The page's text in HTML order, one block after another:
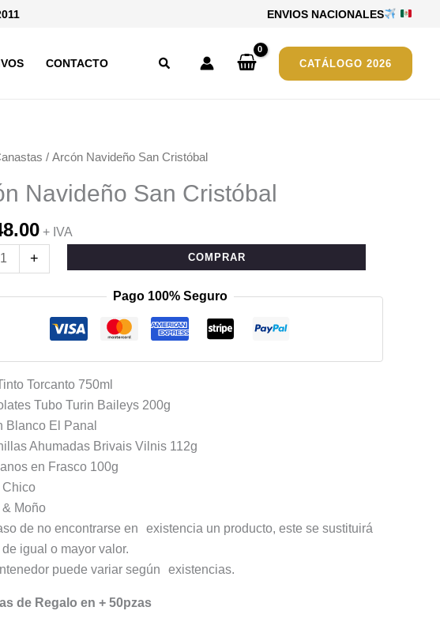
ENVIOS NACIONALES
CONTACTO Buscar CATÁLOGO 2026
/ Arcón Navideño San Cristóbal
Navideño San Cristóbal
+ IVA
+ COMPRAR
Pago 100% Seguro
Torcanto 750ml
Tubo Turin Baileys 200g
Blanco El Panal
Ahumadas Brivais Vilnis 112g
en Frasco 100g
Chico
Moño
de no encontrarse en existencia un producto, este se sustituirá
de igual o mayor valor.
puede variar según existencias.
de Regalo en + 50pzas